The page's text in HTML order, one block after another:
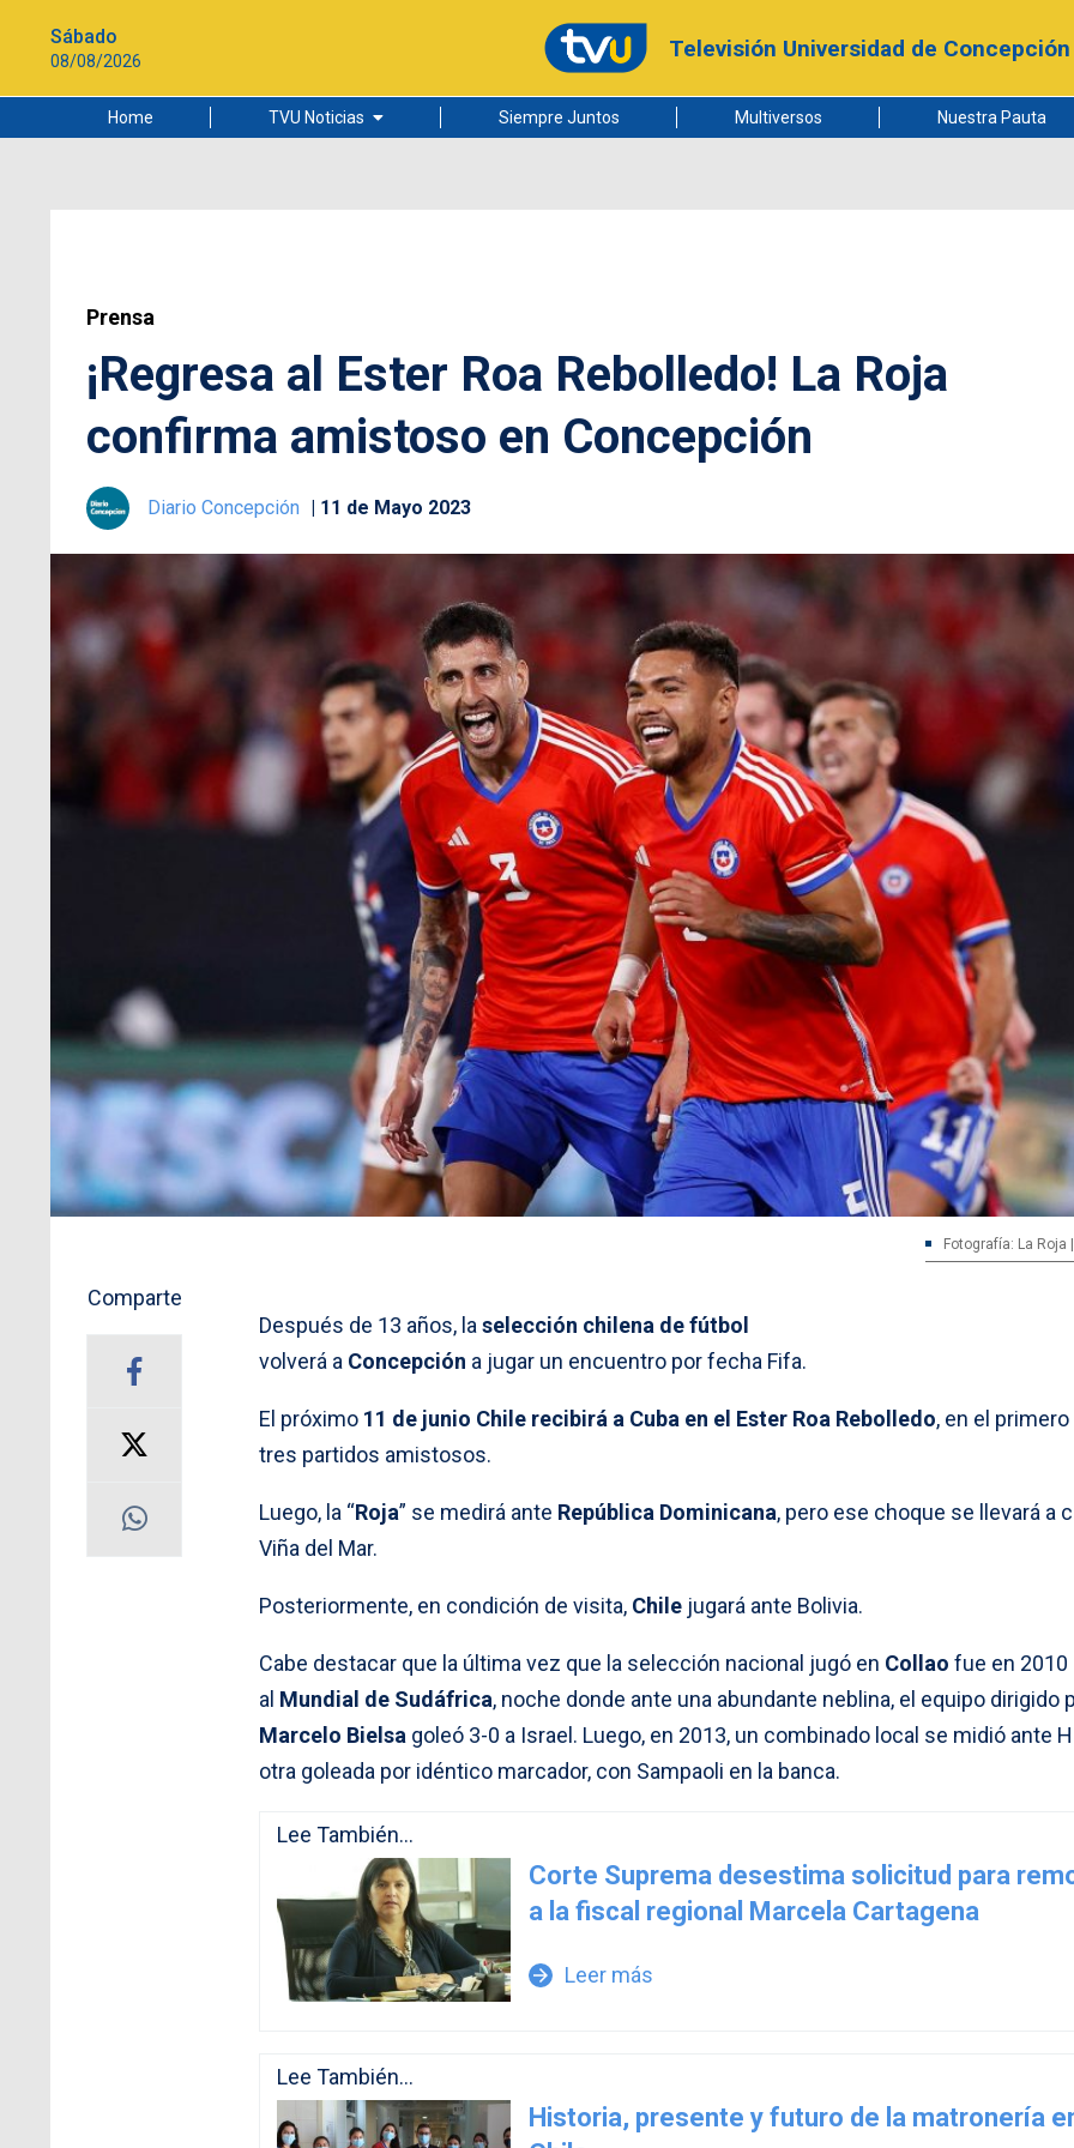
Sábado
08/08/2026 Televisión Universidad de Concepción
Home TVU Noticias
Ciudad
Siempre Juntos Multiversos Nuestra Pauta
Prensa
¡Regresa al Ester Roa Rebolledo! La Roja
confirma amistoso en Concepción
Diario Concepción 11 de Mayo 2023
Fotografía: La Roja
Comparte
Después de 13 años, la selección chilena de fútbol
volverá a Concepción a jugar un encuentro por fecha Fifa.
El próximo 11 de junio Chile recibirá a Cuba en el Ester Roa Rebolledo, en el primero
tres partidos amistosos.
Luego, la “Roja” se medirá ante República Dominicana, pero ese choque se llevará a
Viña del Mar.
Posteriormente, en condición de visita, Chile jugará ante Bolivia.
Cabe destacar que la última vez que la selección nacional jugó en Collao fue en 2010
al Mundial de Sudáfrica, noche donde ante una abundante neblina, el equipo dirigido
Marcelo Bielsa goleó 3-0 a Israel. Luego, en 2013, un combinado local se midió ante
otra goleada por idéntico marcador, con Sampaoli en la banca.
Lee También...
Corte Suprema desestima solicitud para
a la fiscal regional Marcela Cartagena
arrow_forward Leer más
Lee También...
Historia, presente y futuro de la matronería